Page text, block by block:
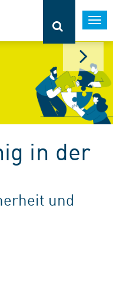
in der
und